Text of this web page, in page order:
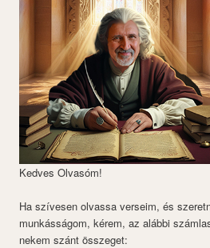
Kedves Olvasóm!
Ha szívesen olvassa verseim, és
munkásságom, kérem, az alábbi
nekem szánt összeget: